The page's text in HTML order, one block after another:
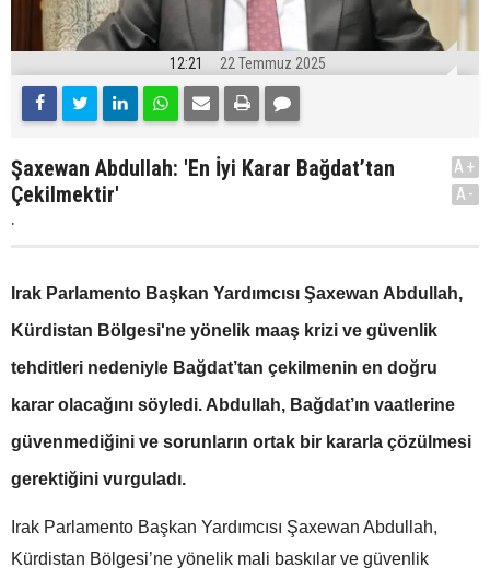
12:21 22 Temmuz 2025
Şaxewan Abdullah: 'En İyi Karar Bağdat’tan
Çekilmektir'
.
A+
A-
Irak Parlamento Başkan Yardımcısı Şaxewan Abdullah,
Kürdistan Bölgesi'ne yönelik maaş krizi ve güvenlik
tehditleri nedeniyle Bağdat’tan çekilmenin en doğru
karar olacağını söyledi. Abdullah, Bağdat’ın vaatlerine
güvenmediğini ve sorunların ortak bir kararla çözülmesi
gerektiğini vurguladı.
Irak Parlamento Başkan Yardımcısı Şaxewan Abdullah,
Kürdistan Bölgesi’ne yönelik mali baskılar ve güvenlik